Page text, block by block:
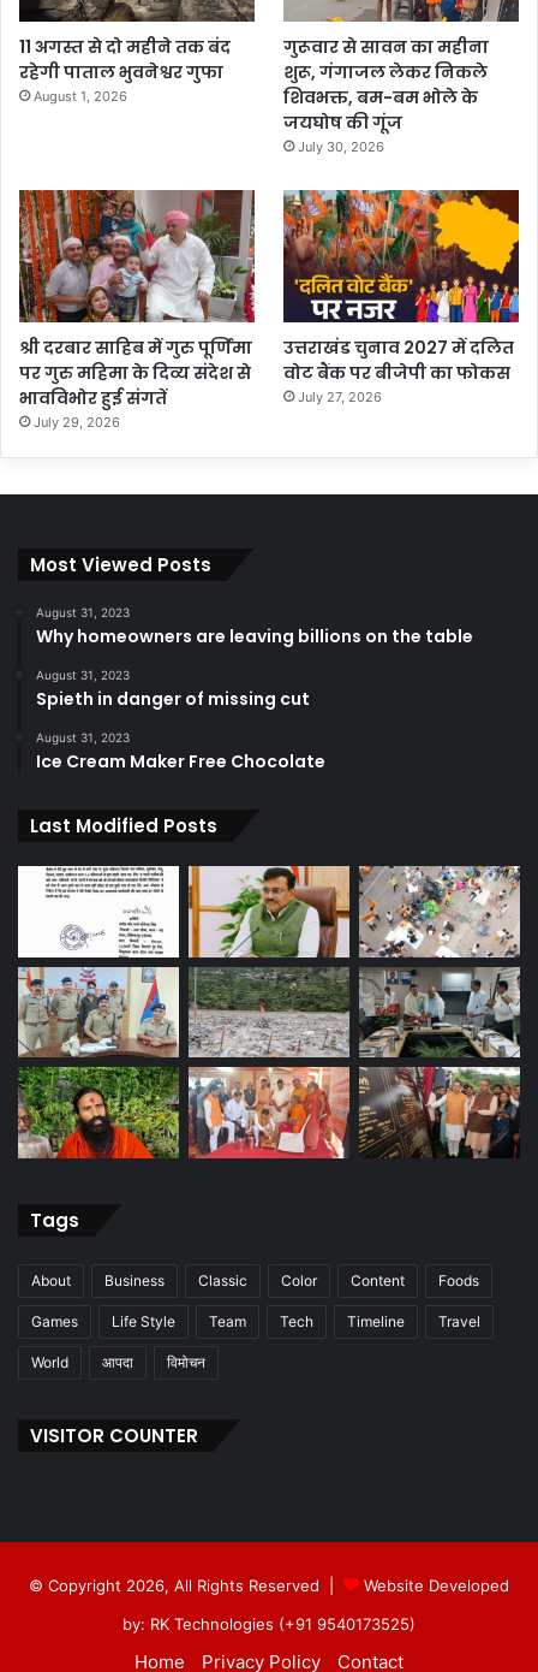
11 अगस्त से दो महीने तक बंद
रहेगी पाताल भुवनेश्वर गुफा
August 1, 2026
गुरूवार से सावन का महीना
शुरू, गंगाजल लेकर निकले
शिवभक्त, बम-बम भोले के
जयघोष की गूंज
July 30, 2026
श्री दरबार साहिब में गुरु पूर्णिमा
पर गुरु महिमा के दिव्य संदेश से
भावविभोर हुई संगतें
July 29, 2026
उत्तराखंड चुनाव 2027 में दलित
वोट बैंक पर बीजेपी का फोकस
July 27, 2026
Most Viewed Posts
August 31, 2023
Why homeowners are leaving billions on the table
August 31, 2023
Spieth in danger of missing cut
August 31, 2023
Ice Cream Maker Free Chocolate
Last Modified Posts
Tags
About Business Classic Color Content Foods
Games Life Style Team Tech Timeline Travel
World आपदा विमोचन
VISITOR COUNTER
© Copyright 2026, All Rights Reserved |
Website Developed
by: RK Technologies (+91 9540173525)
Home Privacy Policy Contact